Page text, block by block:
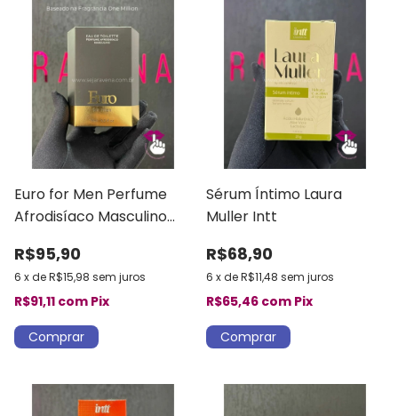
Euro for Men Perfume
Afrodisíaco Masculino
R$95,90
6 xdeR$15,98 sem juros
R$91,11 com Pix
Sérum Íntimo Laura
Muller Intt
R$68,90
6 xdeR$11,48 sem juros
R$65,46 com Pix